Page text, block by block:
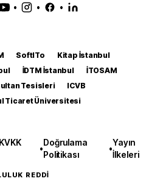
• • •
SoftITo
Kitap İstanbul
İDTM İstanbul
İTOSAM
Tesisleri
ICVB
Ticaret Üniversitesi
•
Doğrulama
Politikası
•
Yayın
İlkeleri
REDDİ